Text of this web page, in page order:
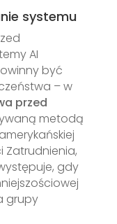
systemu
AI
być
– w
przed
metodą
Zatrudnienia,
gdy
grupy